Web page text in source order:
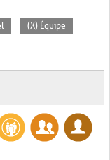
(X) Équipe